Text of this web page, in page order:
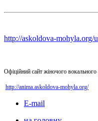
http://askoldova-mohyla.org/
Офіційний сайт жіночого
http://anima.askoldova-mohyla.org/
E-mail